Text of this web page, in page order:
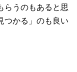
らうのもあると思
つかる」のも良い